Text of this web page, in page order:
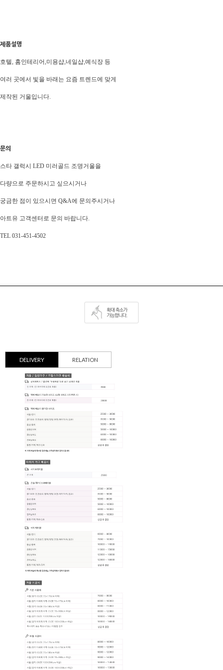
제품설명
호텔, 홈인테리어,미용샵,네일샵,예식장 등
여러 곳에서 빛을 바래는 요즘 트렌드에 맞게
제작된 거울입니다.
문의
스타 갤럭시 LED 미러골드 조명거울을
다량으로 주문하시고 싶으시거나
궁금한 점이 있으시면 Q&A에 문의주시거나
아트유 고객센터로 문의 바랍니다.
TEL 031-451-4502
DELIVERY RELATION